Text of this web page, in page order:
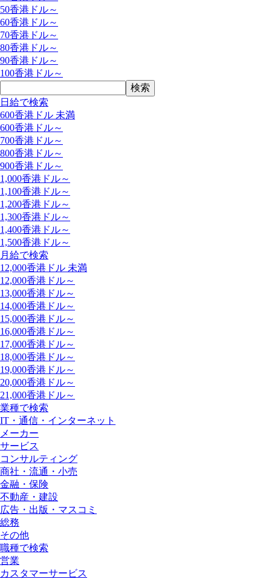
50香港ドル～
60香港ドル～
70香港ドル～
80香港ドル～
90香港ドル～
100香港ドル～
日給で検索
600香港ドル 未満
600香港ドル～
700香港ドル～
800香港ドル～
900香港ドル～
1,000香港ドル～
1,100香港ドル～
1,200香港ドル～
1,300香港ドル～
1,400香港ドル～
1,500香港ドル～
月給で検索
12,000香港ドル 未満
12,000香港ドル～
13,000香港ドル～
14,000香港ドル～
15,000香港ドル～
16,000香港ドル～
17,000香港ドル～
18,000香港ドル～
19,000香港ドル～
20,000香港ドル～
21,000香港ドル～
業種で検索
IT・通信・インターネット
メーカー
サービス
コンサルティング
商社・流通・小売
金融・保険
不動産・建設
広告・出版・マスコミ
総務
その他
職種で検索
営業
カスタマーサービス